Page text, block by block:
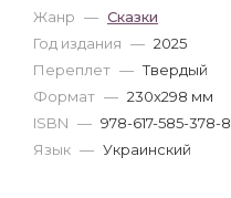
Жанр — Сказки
Год издания — 2025
Переплет — Твердый
Формат — 230x298 мм
ISBN — 978-617-585-378-8
Язык — Украинский